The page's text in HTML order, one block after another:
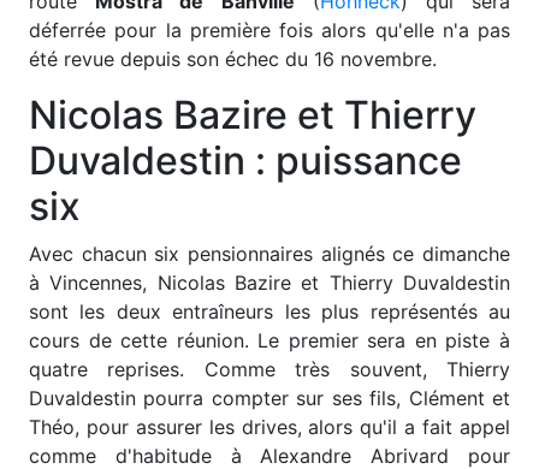
déferrée pour la première fois alors qu'elle n'a pas
été revue depuis son échec du 16 novembre.
Nicolas Bazire et Thierry
Duvaldestin : puissance
six
Avec chacun six pensionnaires alignés ce dimanche
à Vincennes, Nicolas Bazire et Thierry Duvaldestin
sont les deux entraîneurs les plus représentés au
cours de cette réunion. Le premier sera en piste à
quatre reprises. Comme très souvent, Thierry
Duvaldestin pourra compter sur ses fils, Clément et
Théo, pour assurer les drives, alors qu'il a fait appel
comme d'habitude à Alexandre Abrivard pour